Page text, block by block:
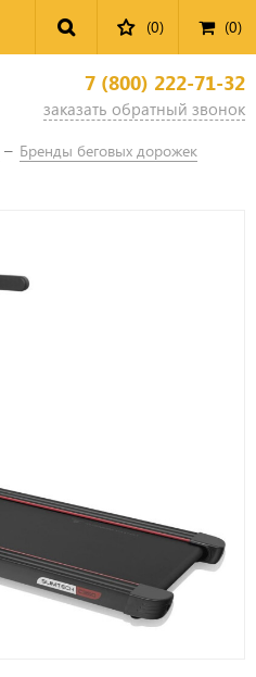
(0) (0)
7 (800) 222-71-32
заказать обратный звонок
Бренды беговых дорожек